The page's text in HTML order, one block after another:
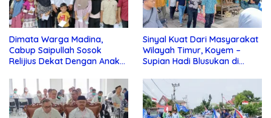
Dimata Warga Madina,
Cabup Saipullah Sosok
Relijius Dekat Dengan Anak
Sinyal Kuat Dari Masyarakat
Wilayah Timur, Koyem –
Supian Hadi Blusukan di